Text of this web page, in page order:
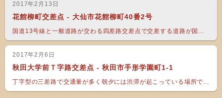
2017年2月13日
花館柳町交差点 - 大仙市花館柳町40番2号
国道13号線と一般道路が交わる四差路交差点で交差する道路が国...
2017年2月6日
秋田大学前Ｔ字路交差点 - 秋田市手形学園町1-1
丁字型の三差路で交通量が多く朝夕には渋滞が起こっている場所で...